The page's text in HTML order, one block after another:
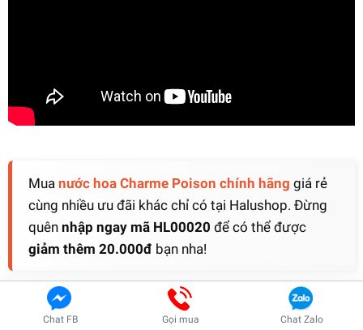
Mua nước hoa Charme Poison chính hãng giá rẻ
cùng nhiều ưu đãi khác chỉ có tại Halushop. Đừng
quên nhập ngay mã HL00020 để có thể được
giảm thêm 20.000đ bạn nha!
Thiết kế cũng là điều không thể bỏ qua đối với Poison,
Chat FB Gọi mua Chat Zalo
Xem ngay DEAL HOT !!!